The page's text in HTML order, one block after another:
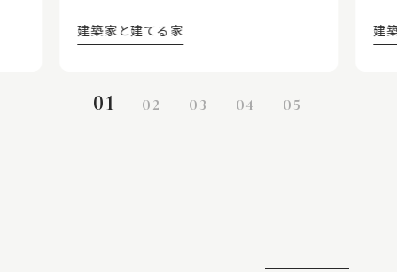
建築家と建てる家 建
01 02 03 04 05